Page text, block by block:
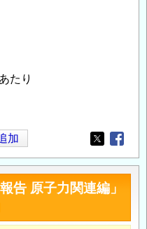
たり
加
Opens in
告 原子力関連編」